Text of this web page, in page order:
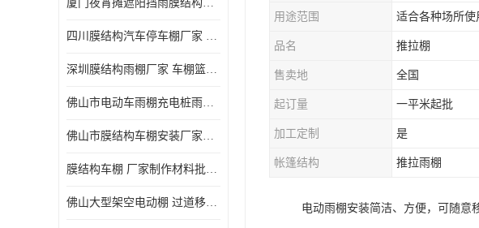
厦门夜宵摊遮阳挡雨膜结构雨棚设计 上门测量 款式多
四川膜结构汽车停车棚厂家 款式多 提供报价
深圳膜结构雨棚厂家 车棚篮球场体育看台 规格多样
佛山市电动车雨棚充电桩雨棚小区电动车棚
佛山市膜结构车棚安装厂家发货安装
膜结构车棚 厂家制作材料批发安装一体式工厂
佛山大型架空电动棚 过道移动雨蓬 屋轨道悬空棚免费测量
用途范围 适合各种场所使
品名 推拉棚
售卖地 全国
起订量 一平米起批
加工定制 是
帐篷结构 推拉雨棚
电动雨棚安装简洁、方便，可随意